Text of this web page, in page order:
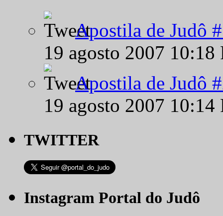
Apostila de Judô
19 agosto 2007
Apostila de Judô
19 agosto 2007
TWITTER
Instagram Portal do Judô